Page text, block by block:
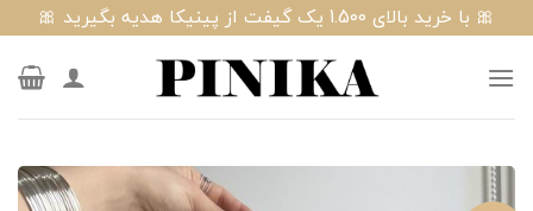
to
content
🎀 با خرید بالای 1.500 یک گیفت از پینیکا هدیه بگیرید 🎀